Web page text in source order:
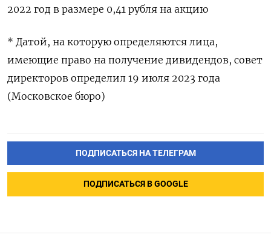
2022 год в размере 0,41 рубля на акцию
* Датой, на которую определяются лица,
имеющие право на получение дивидендов, совет
директоров определил 19 июля 2023 года
(Московское бюро)
ПОДПИСАТЬСЯ НА ТЕЛЕГРАМ
ПОДПИСАТЬСЯ В GOOGLE